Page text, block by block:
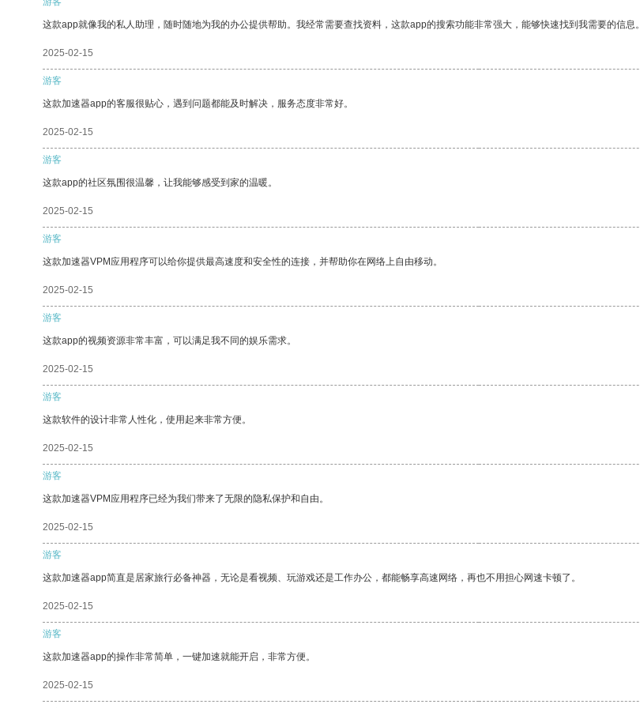
这款app就像我的私人助理，随时随地为我的办公提供帮助。我经常需要查找资料，这款app的搜索功能非常强大，能够快速找到我需要的信息。
2025-02-15
游客
这款加速器app的客服很贴心，遇到问题都能及时解决，服务态度非常好。
2025-02-15
游客
这款app的社区氛围很温馨，让我能够感受到家的温暖。
2025-02-15
游客
这款加速器VPM应用程序可以给你提供最高速度和安全性的连接，并帮助你在网络上自由移动。
2025-02-15
游客
这款app的视频资源非常丰富，可以满足我不同的娱乐需求。
2025-02-15
游客
这款软件的设计非常人性化，使用起来非常方便。
2025-02-15
游客
这款加速器VPM应用程序已经为我们带来了无限的隐私保护和自由。
2025-02-15
游客
这款加速器app简直是居家旅行必备神器，无论是看视频、玩游戏还是工作办公，都能畅享高速网络，再也不用担心网速卡顿了。
2025-02-15
游客
这款加速器app的操作非常简单，一键加速就能开启，非常方便。
2025-02-15